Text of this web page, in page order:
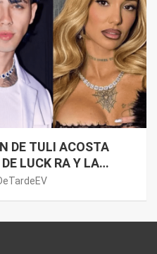
DE TULI ACOSTA
LUCK RA Y LA